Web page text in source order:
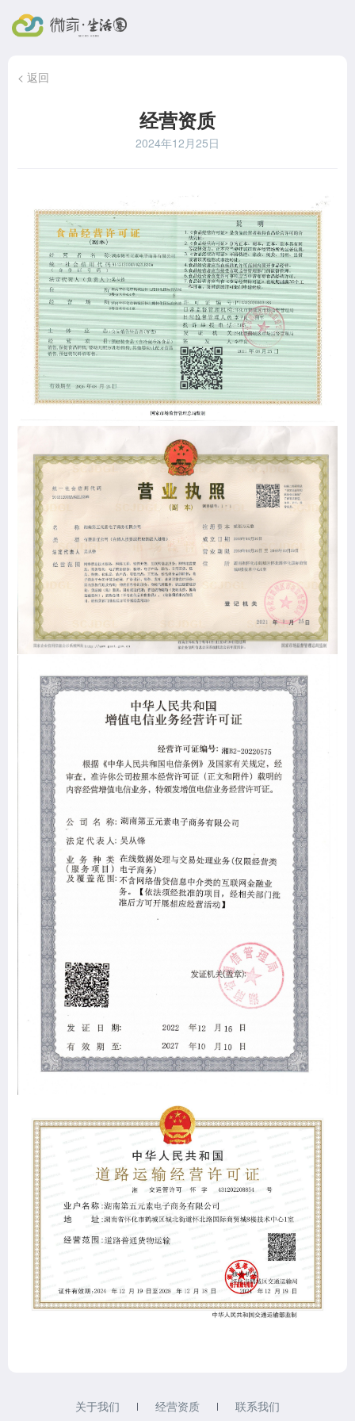
< 返回
经营资质
2024年12月25日
关于我们 经营资质 联系我们